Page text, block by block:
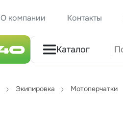
О компании Контакты
Каталог
Экипировка Мотоперчатки